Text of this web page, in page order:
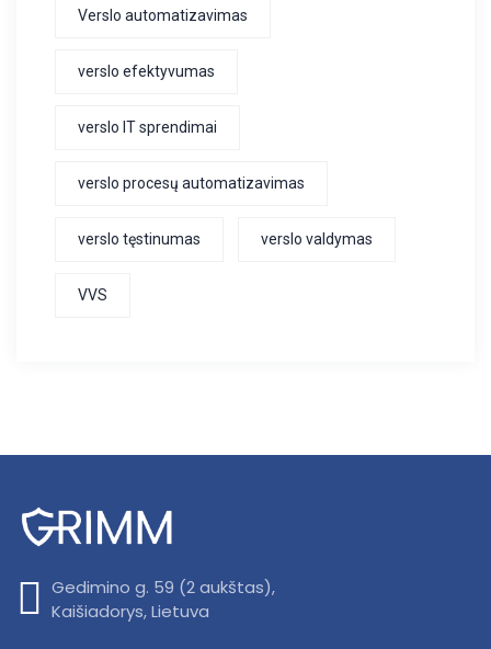
Verslo automatizavimas
verslo efektyvumas
verslo IT sprendimai
verslo procesų automatizavimas
verslo tęstinumas verslo valdymas
VVS
Gedimino g. 59 (2 aukštas),
Kaišiadorys, Lietuva